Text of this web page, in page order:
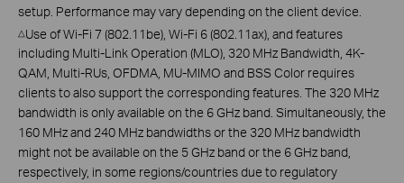
setup. Performance may vary depending on the client device.
△Use of Wi-Fi 7 (802.11be), Wi-Fi 6 (802.11ax), and features
including Multi-Link Operation (MLO), 320 MHz Bandwidth, 4K-
QAM, Multi-RUs, OFDMA, MU-MIMO and BSS Color requires
clients to also support the corresponding features. The 320 MHz
bandwidth is only available on the 6 GHz band. Simultaneously, the
160 MHz and 240 MHz bandwidths or the 320 MHz bandwidth
might not be available on the 5 GHz band or the 6 GHz band,
respectively, in some regions/countries due to regulatory